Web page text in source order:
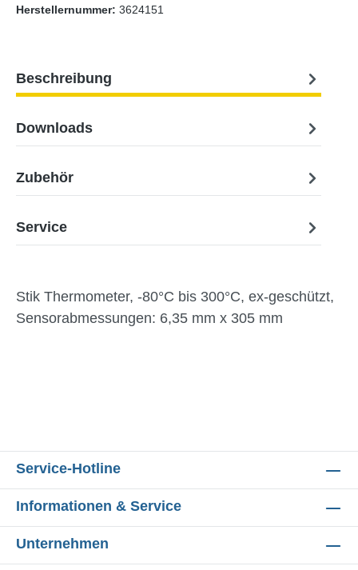
Herstellernummer: 3624151
Beschreibung
Downloads
Zubehör
Service
Stik Thermometer, -80°C bis 300°C, ex-geschützt,
Sensorabmessungen: 6,35 mm x 305 mm
Service-Hotline
Informationen & Service
Unternehmen